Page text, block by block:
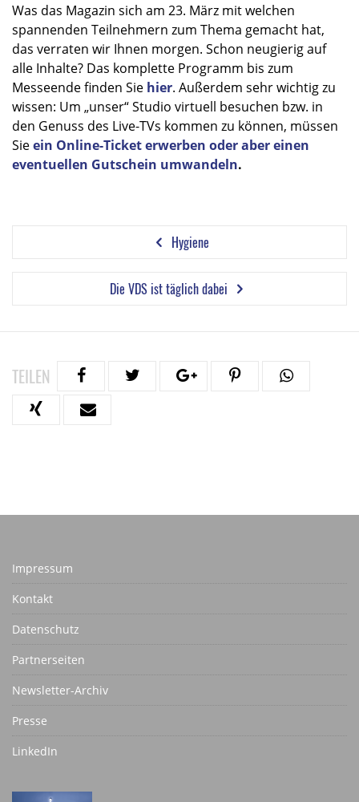
Was das Magazin sich am 23. März mit welchen
spannenden Teilnehmern zum Thema gemacht hat,
das verraten wir Ihnen morgen. Schon neugierig auf
alle Inhalte? Das komplette Programm bis zum
Messeende finden Sie hier. Außerdem sehr wichtig zu
wissen: Um „unser“ Studio virtuell besuchen bzw. in
den Genuss des Live-TVs kommen zu können, müssen
Sieein Online-Ticket erwerben oder aber einen
eventuellen Gutschein umwandeln.
Hygiene
Die VDS ist täglich dabei
TEILEN
Impressum
Kontakt
Datenschutz
Partnerseiten
Newsletter-Archiv
Presse
LinkedIn